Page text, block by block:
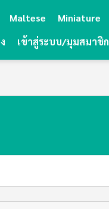
Maltese Miniature
เข้าสู่ระบบ/มุมสมาชิก